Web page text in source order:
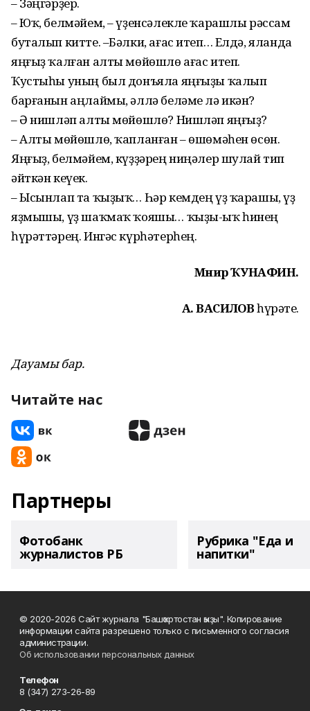
– Юҡ, белмәйем, – үҙенсәлекле ҡарашлы рәссам
буталып китте. –Бәлки, ағас итеп… Елдә, яланда
яңғыҙ ҡалған алты мөйөшлө ағас итеп.
Ҡустыһы уның был донъяла яңғыҙы ҡалып
барғанын аңлаймы, әллә беләме лә икән?
– Ә нишләп алты мөйөшлө? Нишләп яңғыҙ?
– Алты мөйөшлө, ҡапланған – өшөмәһен өсөн.
Яңғыҙ, белмәйем, күҙҙәрең ниңәлер шулай тип
әйткән кеүек.
– Ысынлап та ҡыҙыҡ… Һәр кемдең үҙ ҡарашы, үҙ
яҙмышы, үҙ шаҡмаҡ ҡояшы… ҡыҙы-ыҡ һинең
һүрәттәрең. Ингәс күрһәтерһең.
Мөнир ҠУНАФИН.
А. ВАСИЛОВһүрәте.
Дауамы бар.
Читайте нас
Партнеры
Фотобанк
журналистов РБ
Рубрика "Еда и
напитки"
© 2020-2026 Сайт журнала "Башҡортостан ҡыҙы". Копирование
информации сайта разрешено только с письменного согласия
администрации.
Об использовании персональных данных
Телефон
8 (347) 273-26-89